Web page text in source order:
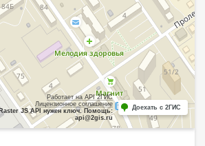
Работает на API 2ГИС
Лицензионное соглашение
JS API нужен ключ. Помощь:
api@2gis.ru
Доехать с 2ГИС